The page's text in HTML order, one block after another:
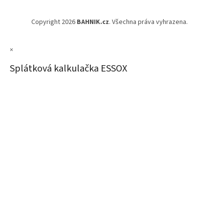
Copyright 2026 BAHNIK.cz. Všechna práva vyhrazena.
×
Splátková kalkulačka ESSOX